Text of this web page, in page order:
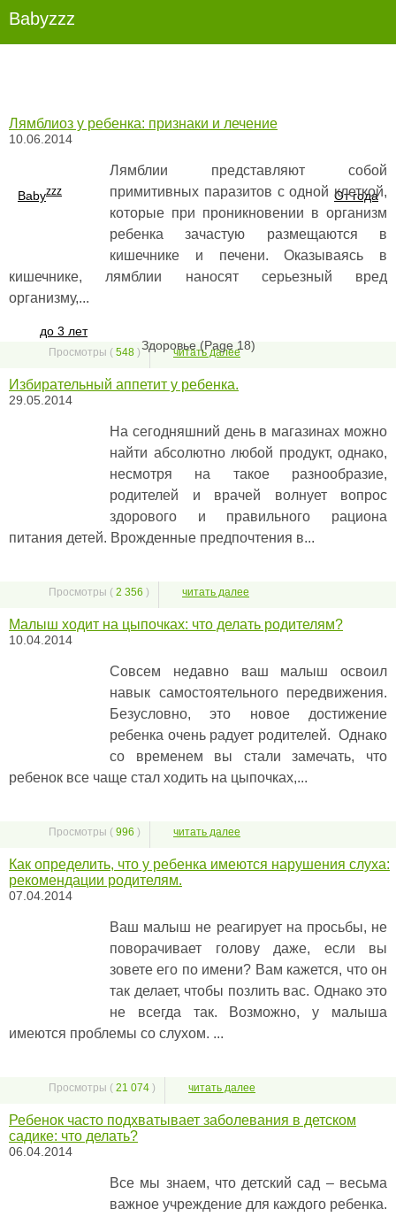
Babyzzz
Babyzzz От года
до 3 лет
Здоровье (Page 18)
Лямблиоз у ребенка: признаки и лечение
10.06.2014
Лямблии представляют собой
примитивных паразитов с одной клеткой,
которые при проникновении в организм
ребенка зачастую размещаются в
кишечнике и печени. Оказываясь в
кишечнике, лямблии наносят серьезный вред
организму,...
Просмотры ( 548 ) читать далее
Избирательный аппетит у ребенка.
29.05.2014
На сегодняшний день в магазинах можно
найти абсолютно любой продукт, однако,
несмотря на такое разнообразие,
родителей и врачей волнует вопрос
здорового и правильного рациона
питания детей. Врожденные предпочтения в...
Просмотры ( 2 356 ) читать далее
Малыш ходит на цыпочках: что делать родителям?
10.04.2014
Совсем недавно ваш малыш освоил
навык самостоятельного передвижения.
Безусловно, это новое достижение
ребенка очень радует родителей. Однако
со временем вы стали замечать, что
ребенок все чаще стал ходить на цыпочках,...
Просмотры ( 996 ) читать далее
Как определить, что у ребенка имеются нарушения слуха:
рекомендации родителям.
07.04.2014
Ваш малыш не реагирует на просьбы, не
поворачивает голову даже, если вы
зовете его по имени? Вам кажется, что он
так делает, чтобы позлить вас. Однако это
не всегда так. Возможно, у малыша
имеются проблемы со слухом. ...
Просмотры ( 21 074 ) читать далее
Ребенок часто подхватывает заболевания в детском
садике: что делать?
06.04.2014
Все мы знаем, что детский сад – весьма
важное учреждение для каждого ребенка.